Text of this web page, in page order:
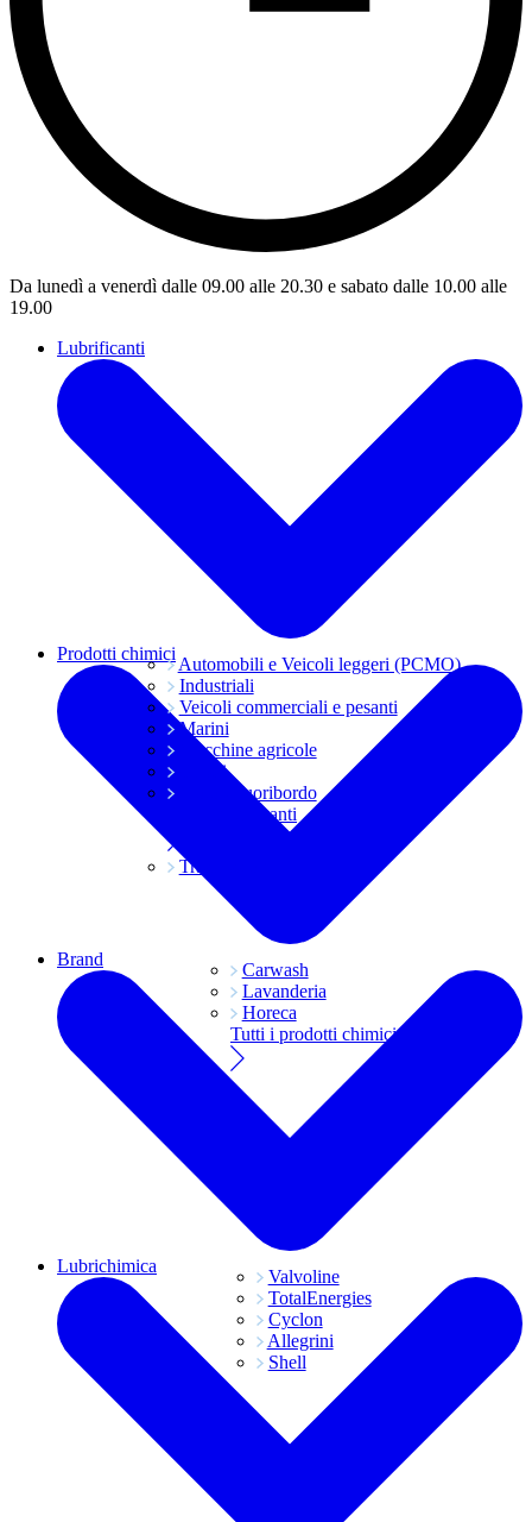
Da lunedì a venerdì dalle 09.00 alle 20.30 e sabato dalle 10.00 alle
19.00
Lubrificanti
Automobili e Veicoli leggeri (PCMO)
Industriali
Veicoli commerciali e pesanti
Marini
Macchine agricole
Grassi
Moto e fuoribordo
Tutti i lubrificanti
Trasmissioni
Prodotti chimici
Carwash
Lavanderia
Horeca
Tutti i prodotti chimici
Brand
Valvoline
TotalEnergies
Cyclon
Allegrini
Shell
Lubrichimica